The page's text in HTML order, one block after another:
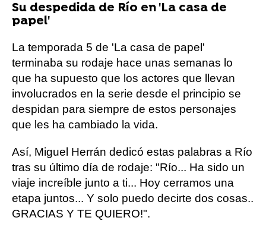
Su despedida de Río en 'La casa de
papel'
La temporada 5 de 'La casa de papel'
terminaba su rodaje hace unas semanas lo
que ha supuesto que los actores que llevan
involucrados en la serie desde el principio se
despidan para siempre de estos personajes
que les ha cambiado la vida.
Así, Miguel Herrán dedicó estas palabras a Río
tras su último día de rodaje: "Río... Ha sido un
viaje increíble junto a ti... Hoy cerramos una
etapa juntos... Y solo puedo decirte dos cosas..
GRACIAS Y TE QUIERO!".